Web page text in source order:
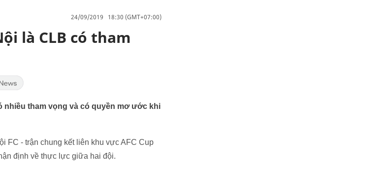
24/09/2019 18:30 (GMT+07:00)
là CLB có tham
nhiều tham vọng và có quyền mơ ước khi
FC - trận chung kết liên khu vực AFC Cup
định về thực lực giữa hai đội.